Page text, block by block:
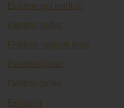
Elektron pul instituti
Elektron pullar
Elektron raqamli imzo
Elektron tijorat
Elektron to’lov
Emissiya